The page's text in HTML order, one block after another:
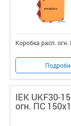
Коробка расп.
IEK UKF30-
огн. ПС